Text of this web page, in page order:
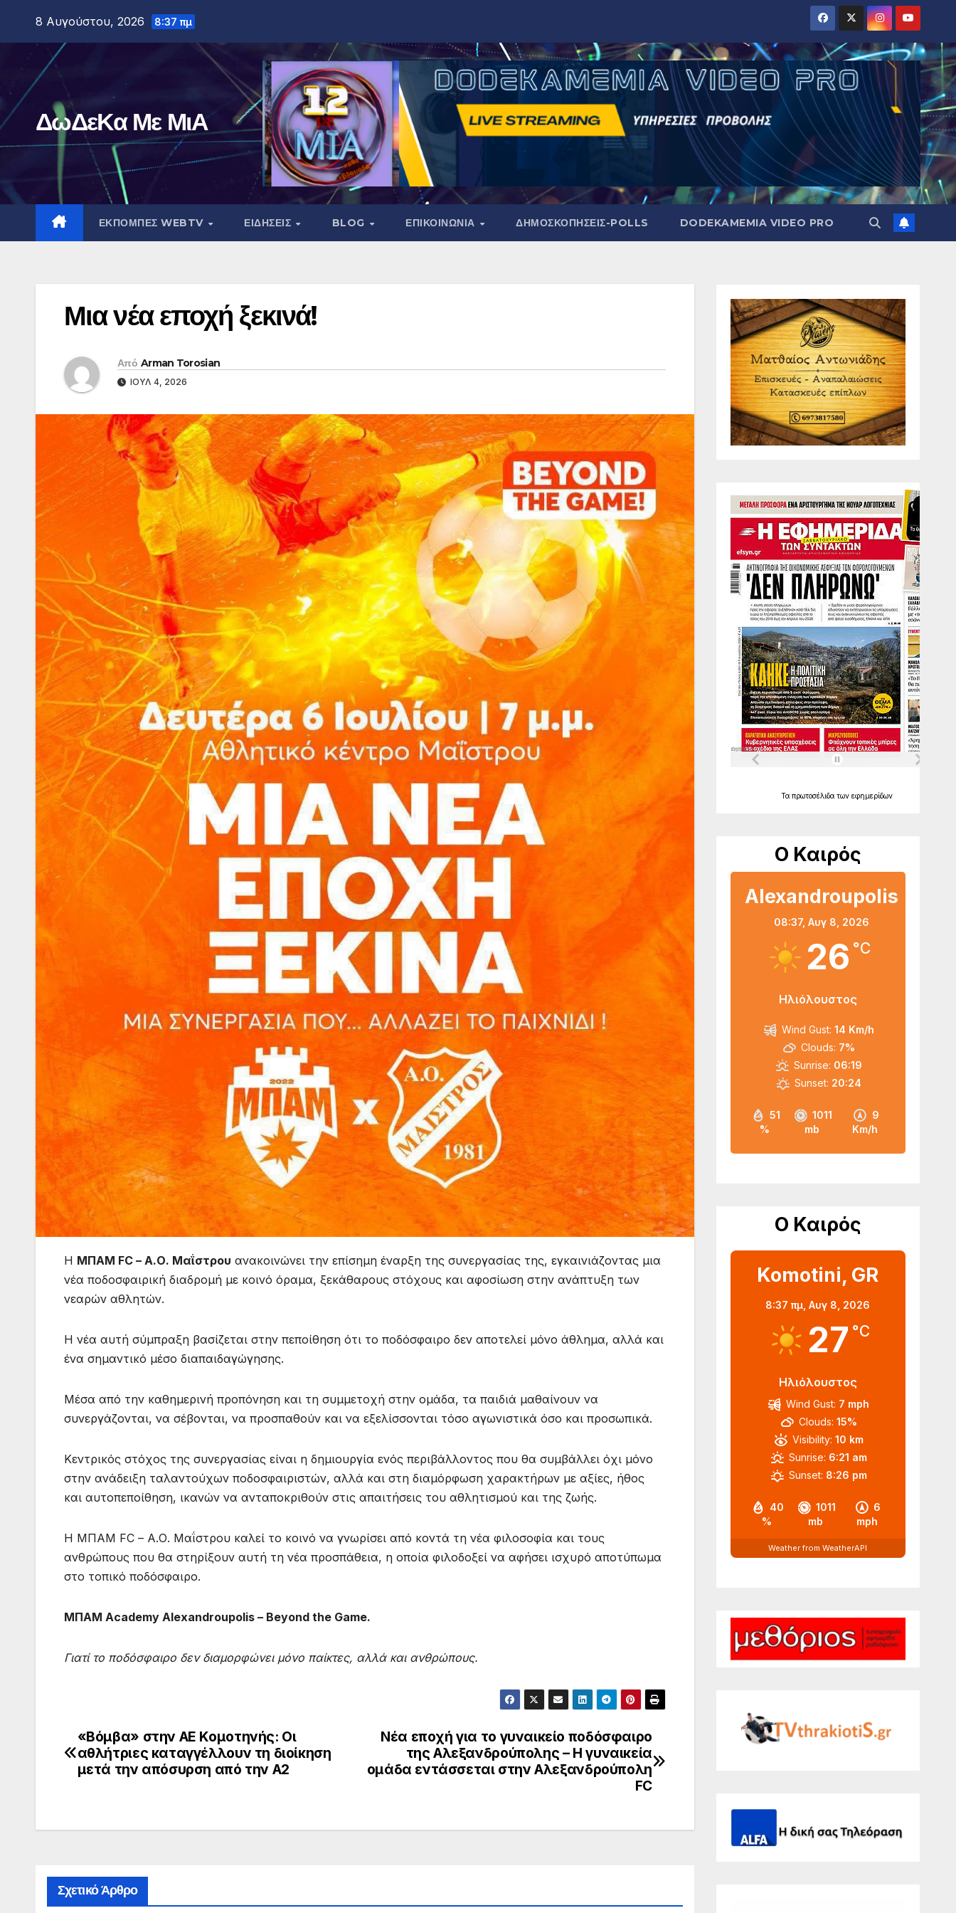
περιεχόμενο
8 Αυγούστου, 2026 8:37 πμ
ΔωΔεΚα Με ΜιΑ
ΕΚΠΟΜΠΕΣ WEBTV ΕΙΔΗΣΕΙΣ BLOG ΕΠΙΚΟΙΝΩΝΙΑ ΔΗΜΟΣΚΟΠΉΣΕΙΣ-POLLS DODEKAMEMIA VIDEO PRO
Μια νέα εποχή ξεκινά!
Από Arman Torosian
ΙΟΎΛ 4, 2026
Η ΜΠΑΜ FC – Α.Ο. Μαΐστρου ανακοινώνει την επίσημη έναρξη της συνεργασίας της, εγκαινιάζοντας μια
νέα ποδοσφαιρική διαδρομή με κοινό όραμα, ξεκάθαρους στόχους και αφοσίωση στην ανάπτυξη των
νεαρών αθλητών.
Η νέα αυτή σύμπραξη βασίζεται στην πεποίθηση ότι το ποδόσφαιρο δεν αποτελεί μόνο άθλημα, αλλά και
ένα σημαντικό μέσο διαπαιδαγώγησης.
Μέσα από την καθημερινή προπόνηση και τη συμμετοχή στην ομάδα, τα παιδιά μαθαίνουν να
συνεργάζονται, να σέβονται, να προσπαθούν και να εξελίσσονται τόσο αγωνιστικά όσο και προσωπικά.
Κεντρικός στόχος της συνεργασίας είναι η δημιουργία ενός περιβάλλοντος που θα συμβάλλει όχι μόνο
στην ανάδειξη ταλαντούχων ποδοσφαιριστών, αλλά και στη διαμόρφωση χαρακτήρων με αξίες, ήθος
και αυτοπεποίθηση, ικανών να ανταποκριθούν στις απαιτήσεις του αθλητισμού και της ζωής.
Η ΜΠΑΜ FC – Α.Ο. Μαΐστρου καλεί το κοινό να γνωρίσει από κοντά τη νέα φιλοσοφία και τους
ανθρώπους που θα στηρίξουν αυτή τη νέα προσπάθεια, η οποία φιλοδοξεί να αφήσει ισχυρό αποτύπωμα
στο τοπικό ποδόσφαιρο.
ΜΠΑΜ Academy Alexandroupolis – Beyond the Game.
Γιατί το ποδόσφαιρο δεν διαμορφώνει μόνο παίκτες, αλλά και ανθρώπους.
Πλοήγηση
άρθρων
Νέα εποχή για το γυναικείο ποδόσφαιρο
της Αλεξανδρούπολης – Η γυναικεία
ομάδα εντάσσεται στην Αλεξανδρούπολη
FC
«Βόμβα» στην ΑΕ Κομοτηνής: Οι
αθλήτριες καταγγέλλουν τη διοίκηση
μετά την απόσυρση από την Α2
Σχετικό Άρθρο
Τα πρωτοσέλιδα των εφημερίδων
Ο Καιρός
Alexandroupolis
08:37, Αυγ 8, 2026
26 °C
Ηλιόλουστος
51
%
1011
mb
9
Km/h
Wind Gust: 14 Km/h
Clouds: 7%
Sunrise: 06:19
Sunset: 20:24
Ο Καιρός
Komotini, GR
8:37 πμ,Αυγ 8, 2026
27 °C
Ηλιόλουστος
40
%
1011
mb
6
mph
Wind Gust: 7 mph
Clouds: 15%
Visibility: 10 km
Sunrise: 6:21 am
Sunset: 8:26 pm
Weather from WeatherAPI